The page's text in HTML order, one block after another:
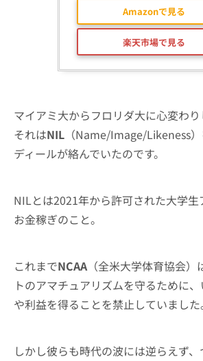
Amazonで見る
楽天市場で見る
マイアミ大からフロリダ大に心変わり
それはNIL （Name/Image/Likeness
ディールが絡んでいたのです。
NILとは2021年から許可された大学生
お金稼ぎのこと。
これまでNCAA（全米大学体育協会）
トのアマチュアリズムを守るために
や利益を得ることを禁止していました
しかし彼らも時代の波には逆らえず